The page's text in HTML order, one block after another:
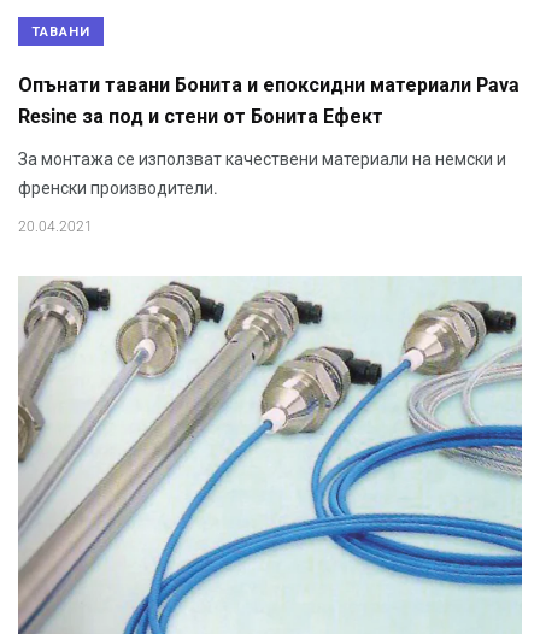
ТАВАНИ
Опънати тавани Бонита и епоксидни материали Pava
Resine за под и стени от Бонита Ефект
За монтажа се използват качествени материали на немски и
френски производители.
20.04.2021